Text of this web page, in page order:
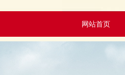
网站首页